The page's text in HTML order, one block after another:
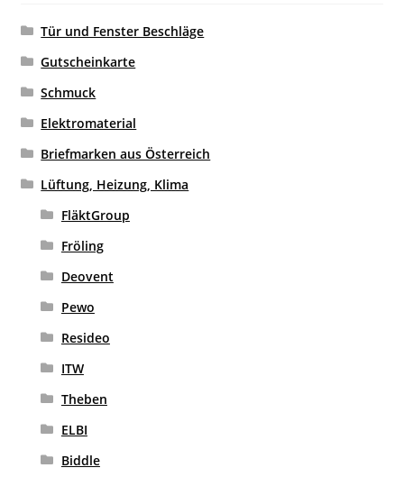
Tür und Fenster Beschläge
Gutscheinkarte
Schmuck
Elektromaterial
Briefmarken aus Österreich
Lüftung, Heizung, Klima
FläktGroup
Fröling
Deovent
Pewo
Resideo
ITW
Theben
ELBI
Biddle